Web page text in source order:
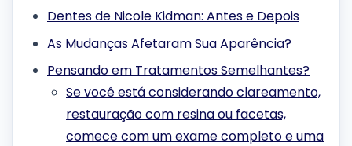
Dentes de Nicole Kidman: Antes e Depois
As Mudanças Afetaram Sua Aparência?
Pensando em Tratamentos Semelhantes?
Se você está considerando clareamento,
restauração com resina ou facetas,
comece com um exame completo e uma